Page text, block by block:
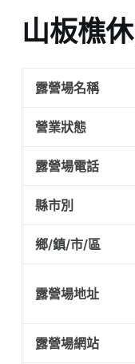
山板樵
露營場名稱
營業狀態
露營場電話
縣市別
鄉/鎮/市/區
露營場地址
露營場網站